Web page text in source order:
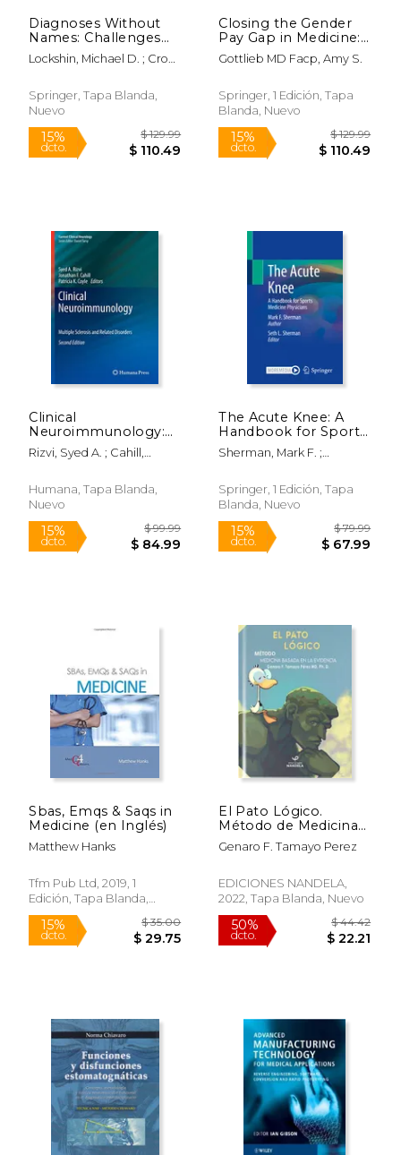
dcto. $ 93.49 dcto.
dcto.
15%
dcto.
Diagnoses Without
Names: Challenges
for Medical Care,
Research, and Policy
Lockshin, Michael D. ; Crow,
Springer, Tapa Blanda,
Nuevo
15%
dcto. $ 110.49
Closing the Gender
Pay Gap in Medicine:
A Roadmap for
Healthcare
the Women
Physicians Who Work
Gottlieb MD Facp, Amy S.
Springer, 1 Edición, Tapa
Blanda, Nuevo
15%
dcto.
Clinical
Neuroimmunology:
Multiple Sclerosis and
Related Disorders (en
Rizvi, Syed A. ; Cahill,
Patricia K.
Humana, Tapa Blanda,
Nuevo
The Acute Knee: A
Handbook for Sports
Medicine Physicians
(en Inglés)
Sherman, Mark F. ;
Springer, 1 Edición, Tapa
Blanda, Nuevo
Sbas, Emqs & Saqs in
Medicine (en Inglés)
Matthew Hanks
Tfm Pub Ltd, 2019, 1
Edición, Tapa Blanda,
Nuevo
El Pato Lógico.
Método de Medicina
Basada en la
Evidencia
Genaro F. Tamayo Perez
EDICIONES NANDELA,
2022, Tapa Blanda, Nuevo